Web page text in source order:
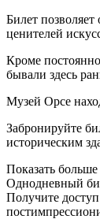
Билет
ценителей
Кроме
бывали здесь
Музей Орсе
Забронируйте
историческим
Показать больше
Однодневный
Получите